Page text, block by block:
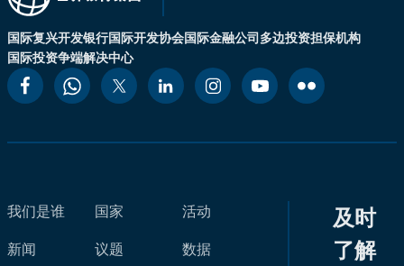
国际复兴开发银行国际开发协会国际金融公司多边投资担保机构
国际投资争端解决中心
我们是谁
新闻
国家
议题
活动
数据
及时
了解